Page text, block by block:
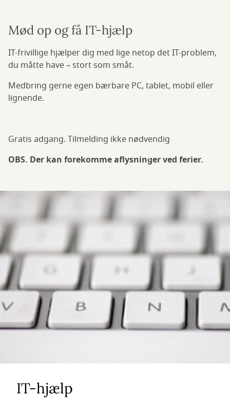
Mød op og få IT-hjælp
IT-frivillige hjælper dig med lige netop det IT-problem,
du måtte have – stort som småt.
Medbring gerne egen bærbare PC, tablet, mobil eller
lignende.
Gratis adgang. Tilmelding ikke nødvendig
OBS. Der kan forekomme aflysninger ved ferier.
IT-hjælp